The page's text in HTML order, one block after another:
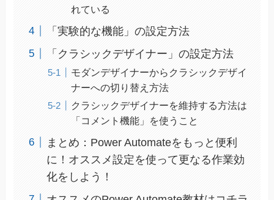
れている
「実験的な機能」の設定方法
「クラシックデザイナー」の設定方法
モダンデザイナーからクラシックデザイ
ナーへの切り替え方法
クラシックデザイナーを維持する方法は
「コメント機能」を使うこと
まとめ：Power Automateをもっと便利
に！オススメ設定を使って更なる作業効
化をしよう！